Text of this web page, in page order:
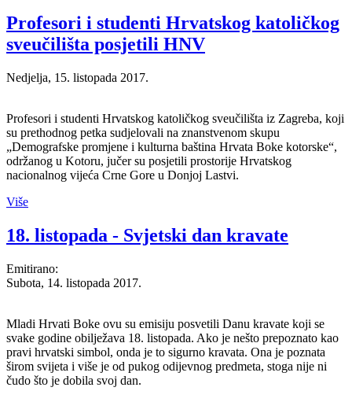
Profesori i studenti Hrvatskog katoličkog
sveučilišta posjetili HNV
Nedjelja, 15. listopada 2017.
Profesori i studenti Hrvatskog katoličkog sveučilišta iz Zagreba, koji
su prethodnog petka sudjelovali na znanstvenom skupu
„Demografske promjene i kulturna baština Hrvata Boke kotorske“,
održanog u Kotoru, jučer su posjetili prostorije Hrvatskog
nacionalnog vijeća Crne Gore u Donjoj Lastvi.
Više
18. listopada - Svjetski dan kravate
Emitirano:
Subota, 14. listopada 2017.
Mladi Hrvati Boke ovu su emisiju posvetili Danu kravate koji se
svake godine obilježava 18. listopada. Ako je nešto prepoznato kao
pravi hrvatski simbol, onda je to sigurno kravata. Ona je poznata
širom svijeta i više je od pukog odijevnog predmeta, stoga nije ni
čudo što je dobila svoj dan.